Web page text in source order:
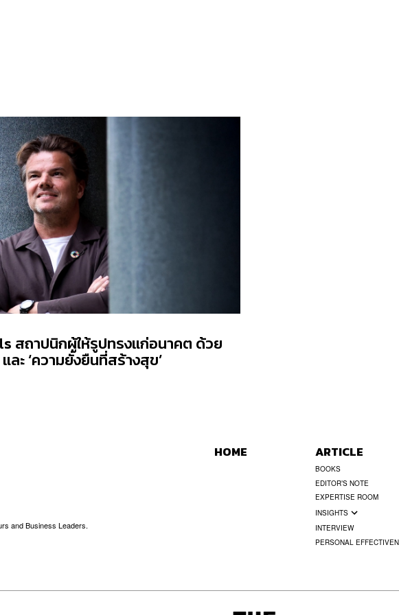
สถาปนิกผู้ให้รูปทรงแก่อนาคต ด้วย
ละ ‘ความยั่งยืนที่สร้างสุข’
and Business Leaders.
HOME ARTICLE
BOOKS
EDITOR’S NOTE
EXPERTISE ROOM
INSIGHTS
INTERVIEW
PERSONAL